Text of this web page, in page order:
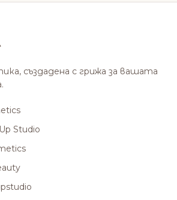
създадена с грижа за вашата
Studio